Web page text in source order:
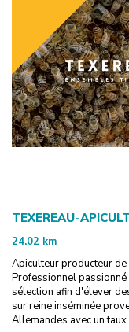
TEXEREAU-
24.02 km
Apiculteur producteur
Professionnel
sélection afin d'élever
sur reine inséminée
Allemandes avec un taux